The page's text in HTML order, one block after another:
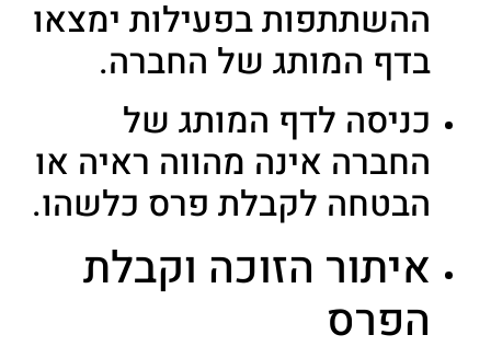
ההשתתפות בפעילות ימצאו
בדף המותג של החברה.
כניסה לדף המותג של
החברה אינה מהווה ראיה או
הבטחה לקבלת פרס כלשהו.
איתור הזוכה וקבלת
הפרס